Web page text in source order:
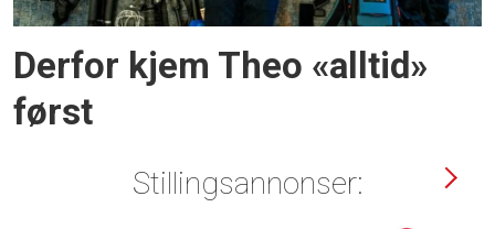
Derfor kjem Theo «alltid»
først
Stillingsannonser: